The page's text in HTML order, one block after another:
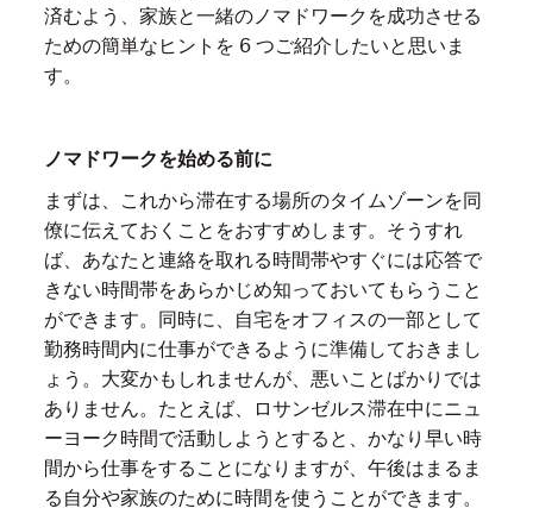
済むよう、家族と一緒のノマドワークを成功させる
ための簡単なヒントを 6 つご紹介したいと思いま
す。
ノマドワークを始める前に
まずは、これから滞在する場所のタイムゾーンを同
僚に伝えておくことをおすすめします。そうすれ
ば、あなたと連絡を取れる時間帯やすぐには応答で
きない時間帯をあらかじめ知っておいてもらうこと
ができます。同時に、自宅をオフィスの一部として
勤務時間内に仕事ができるように準備しておきまし
ょう。大変かもしれませんが、悪いことばかりでは
ありません。たとえば、ロサンゼルス滞在中にニュ
ーヨーク時間で活動しようとすると、かなり早い時
間から仕事をすることになりますが、午後はまるま
る自分や家族のために時間を使うことができます。